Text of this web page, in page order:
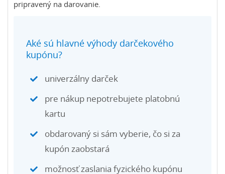
pripravený na darovanie.
Aké sú hlavné výhody darčekového
kupónu?
univerzálny darček
pre nákup nepotrebujete platobnú
kartu
obdarovaný si sám vyberie, čo si za
kupón zaobstará
možnosť zaslania fyzického kupónu